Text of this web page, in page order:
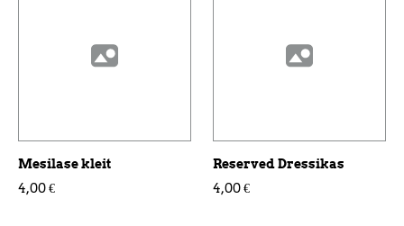
Mesilase kleit
4,00 €
Reserved Dressikas
4,00 €